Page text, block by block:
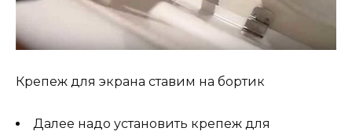
Крепеж для экрана ставим на бортик
Далее надо установить крепеж для